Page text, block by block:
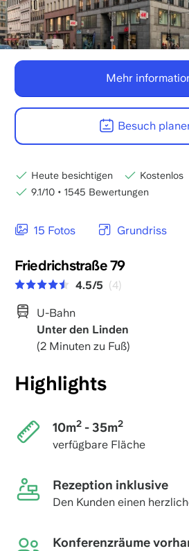
15 Fotos Grundriss
Friedrichstraße 79
4.5/5 (4)
U-Bahn
Unter den Linden
(2 Minuten zu Fuß)
Highlights
10m2- 35m2
verfügbare Fläche
Rezeption inklusive
Den Kunden einen
Konferenzräume
Mehr
Besuch
Heute besichtigen
Kostenlos
9.1/10 • 1545 Bewertungen